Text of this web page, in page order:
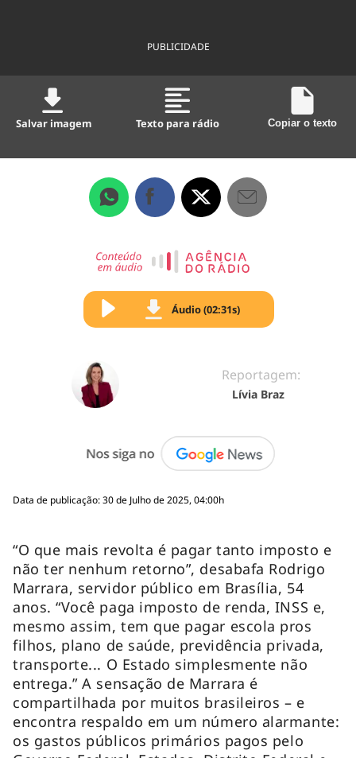
PUBLICIDADE
Salvar imagem Texto para rádio Copiar o texto
Áudio (02:31s)
Reportagem:
Lívia Braz
Data de publicação: 30 de Julho de 2025, 04:00h
“O que mais revolta é pagar tanto imposto e
não ter nenhum retorno”, desabafa Rodrigo
Marrara, servidor público em Brasília, 54
anos. “Você paga imposto de renda, INSS e,
mesmo assim, tem que pagar escola pros
filhos, plano de saúde, previdência privada,
transporte... O Estado simplesmente não
entrega.” A sensação de Marrara é
compartilhada por muitos brasileiros – e
encontra respaldo em um número alarmante:
os gastos públicos primários pagos pelo